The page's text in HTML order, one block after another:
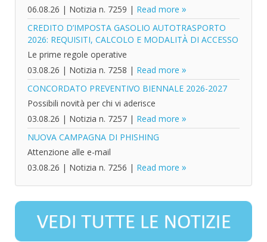
06.08.26 | Notizia n. 7259 | Read more
CREDITO D’IMPOSTA GASOLIO AUTOTRASPORTO
2026: REQUISITI, CALCOLO E MODALITÀ DI ACCESSO
Le prime regole operative
03.08.26 | Notizia n. 7258 | Read more
CONCORDATO PREVENTIVO BIENNALE 2026-2027
Possibili novità per chi vi aderisce
03.08.26 | Notizia n. 7257 | Read more
NUOVA CAMPAGNA DI PHISHING
Attenzione alle e-mail
03.08.26 | Notizia n. 7256 | Read more